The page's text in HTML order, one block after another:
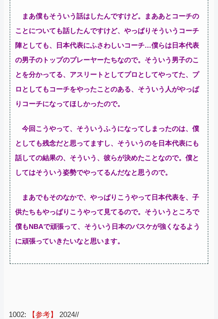
まあ僕もそういう話はしたんですけど。まああとコーチの
ことについても話したんですけど、やっぱりそういうコーチ
陣としても、日本代表にふさわしいコーチ…僕らは日本代表
の男子のトップのプレーヤーたちなので。そういう男子のこ
とを分かってる、アスリートとしてプロとしてやってた、プ
ロとしてもコーチをやったことのある、そういう人がやっぱ
りコーチになってほしかったので。
今回こうやって、そういうふうになってしまったのは、僕
としても残念だと思ってますし、そういうのを日本代表にも
話しての結果の、そういう、彼らが決めたことなので。僕と
してはそういう姿勢でやってるんだなと思うので。
まあでもそのなかで、やっぱりこうやって日本代表を、子
供たちもやっぱりこうやって見てるので。そういうところで
僕もNBAで頑張って、そういう日本のバスケが強くなるよう
に頑張っていきたいなと思います。
1002: 【参考】 2024//